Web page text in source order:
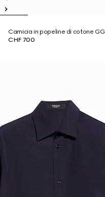
Camicia in popeline di cotone GG
CHF 700